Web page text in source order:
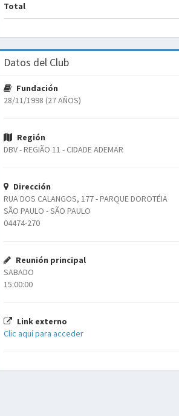
Total
Datos del Club
Fundación
28/11/1998 (27 AÑOS)
Región
DBV - REGIÃO 11 - CIDADE ADEMAR
Dirección
RUA DOS CALANGOS, 177 - PARQUE DOROTÉIA
SÃO PAULO - SÃO PAULO
04474-270
Reunión principal
SABADO
15:00:00
Link externo
Clic aquí para acceder